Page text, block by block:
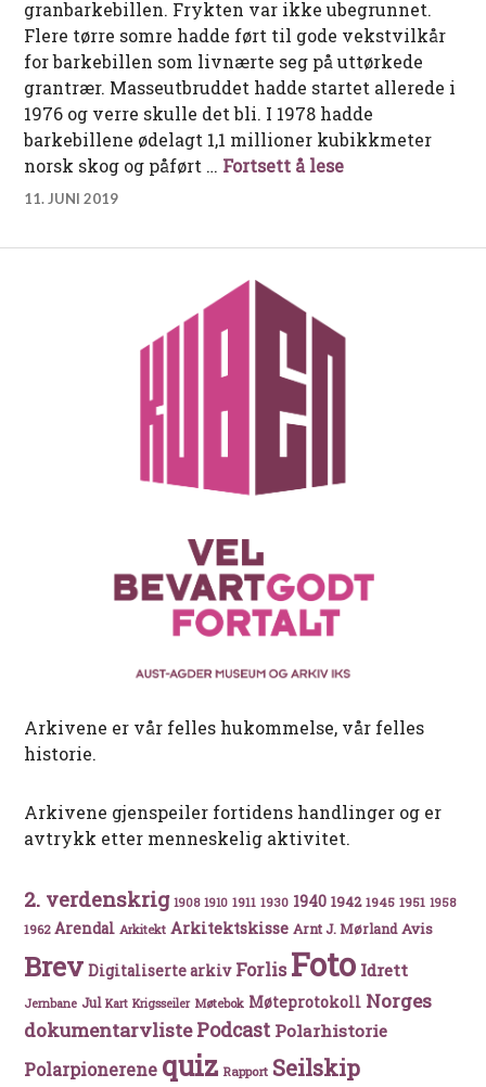
granbarkebillen. Frykten var ikke ubegrunnet.
Flere tørre somre hadde ført til gode vekstvilkår
for barkebillen som livnærte seg på uttørkede
grantrær. Masseutbruddet hadde startet allerede i
1976 og verre skulle det bli. I 1978 hadde
barkebillene ødelagt 1,1 millioner kubikkmeter
norsk skog og påført … Fortsett å leseDen store
11. JUNI 2019
Arkivene er vår felles hukommelse, vår felles
historie.
Arkivene gjenspeiler fortidens handlinger og er
avtrykk etter menneskelig aktivitet.
2. verdenskrig 1908 1910 1911 1930 1940 1942 1945 1951 1958
1962 Arendal Arkitekt Arkitektskisse Arnt J. Mørland Avis
Brev Digitaliserte arkiv Forlis Foto Idrett
Jernbane Jul Kart Krigsseiler Møtebok Møteprotokoll Norges
dokumentarvlistePodcast Polarhistorie
Polarpionerene quiz Rapport Seilskip